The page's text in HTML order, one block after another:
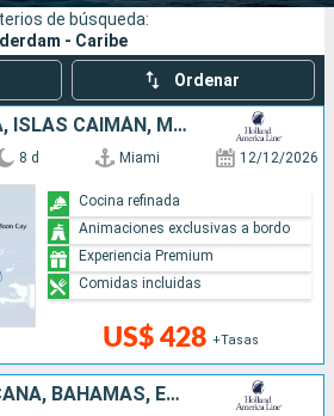
Buscar
de búsqueda:
- Caribe
Ordenar
BAHAMAS, JAMAICA, ISLAS CAIMÁN, MÉXICO, ESTADOS UNIDOS
8 d Miami 12/12/2026
US$ 428 +Tasas
Cocina refinada
Animaciones exclusivas a bordo
Experiencia Premium
Comidas incluidas
REPÚBLICA DOMINICANA, BAHAMAS, ESTADOS UNIDOS